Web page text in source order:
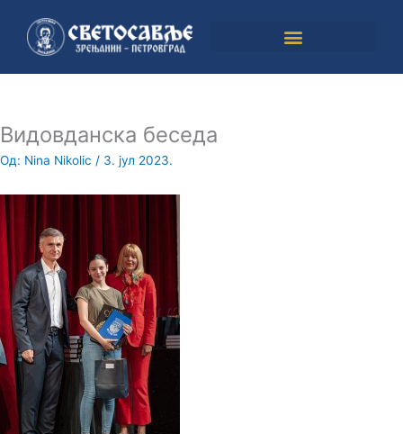
садржај
Видовданска беседа
Од: Nina Nikolic / 3. јул 2023.